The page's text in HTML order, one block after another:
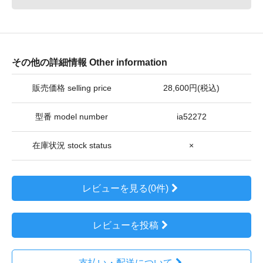
その他の詳細情報 Other information
販売価格 selling price 28,600円(税込)
型番 model number ia52272
在庫状況 stock status ×
レビューを見る(0件)
レビューを投稿